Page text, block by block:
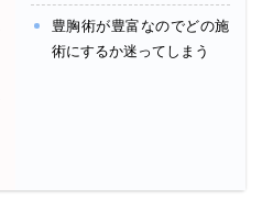
豊胸術が豊富なのでどの施
術にするか迷ってしまう